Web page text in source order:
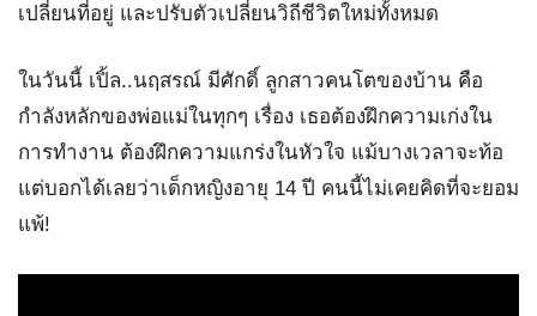
เปลี่ยนที่อยู่ และปรับตัวเปลี่ยนวิถีชีวิตใหม่ทั้งหมด
ในวันนี้ เปิ้ล..นฤสรณ์ มีศักดิ์ ลูกสาวคนโตของบ้าน คือ
กำลังหลักของพ่อแม่ในทุกๆ เรื่อง เธอต้องฝึกความเก่งใน
การทำงาน ต้องฝึกความแกร่งในหัวใจ แม้บางเวลาจะท้อ
แต่บอกได้เลยว่าเด็กหญิงอายุ 14 ปี คนนี้ไม่เคยคิดที่จะยอม
แพ้!